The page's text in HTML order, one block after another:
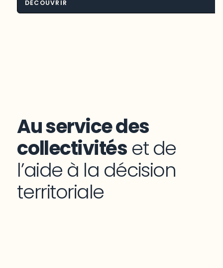
DÉCOUVRIR
Au service des
collectivités et de
l’aide à la décision
territoriale